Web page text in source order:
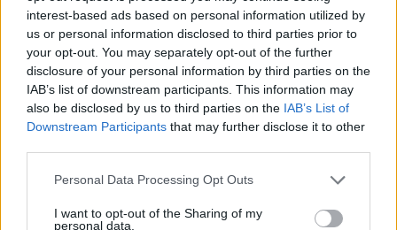
interest-based ads based on personal information utilized by
us or personal information disclosed to third parties prior to
your opt-out. You may separately opt-out of the further
disclosure of your personal information by third parties on the
IAB’s list of downstream participants. This information may
also be disclosed by us to third parties on the IAB’s List of
Downstream Participants that may further disclose it to other
Please note that this website/app uses one or more Google
not limited to your visit or usage behaviour. You may click to
Personal Data Processing Opt Outs
I want to opt-out of the Sharing of my
personal data.